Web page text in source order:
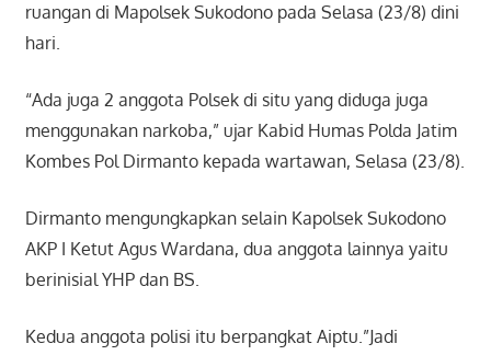
ruangan di Mapolsek Sukodono pada Selasa (23/8) dini
hari.
“Ada juga 2 anggota Polsek di situ yang diduga juga
menggunakan narkoba,” ujar Kabid Humas Polda Jatim
Kombes Pol Dirmanto kepada wartawan, Selasa (23/8).
Dirmanto mengungkapkan selain Kapolsek Sukodono
AKP I Ketut Agus Wardana, dua anggota lainnya yaitu
berinisial YHP dan BS.
Kedua anggota polisi itu berpangkat Aiptu.”Jadi